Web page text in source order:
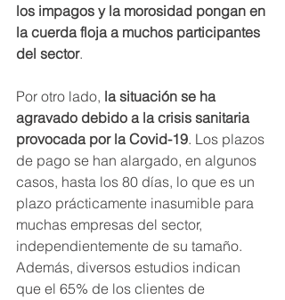
los impagos y la morosidad pongan en
la cuerda floja a muchos participantes
del sector.
Por otro lado, la situación se ha
agravado debido a la crisis sanitaria
provocada por la Covid-19. Los plazos
de pago se han alargado, en algunos
casos, hasta los 80 días, lo que es un
plazo prácticamente inasumible para
muchas empresas del sector,
independientemente de su tamaño.
Además, diversos estudios indican
que el 65% de los clientes de